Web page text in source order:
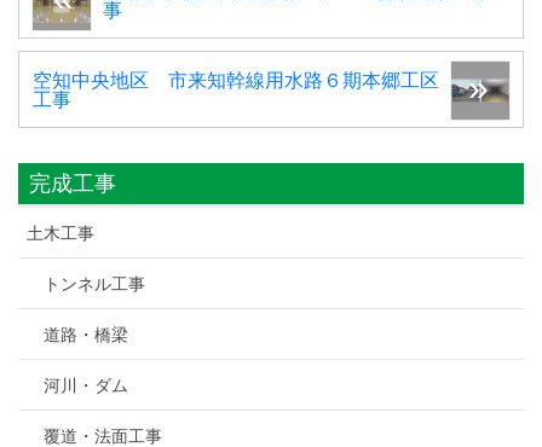
事
空知中央地区 市来知幹線用水路６期本郷工区
工事
完成工事
土木工事
トンネル工事
道路・橋梁
河川・ダム
覆道・法面工事